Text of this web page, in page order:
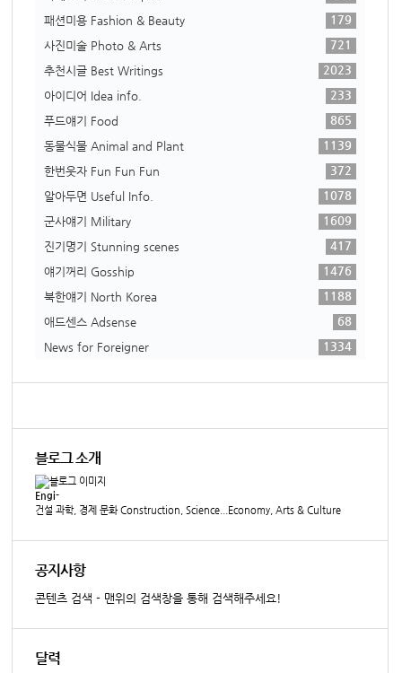
패션미용 Fashion & Beauty
179
사진미술 Photo & Arts
721
추천시글 Best Writings
2023
아이디어 Idea info.
233
푸드얘기 Food
865
동물식물 Animal and Plant
1139
한번웃자 Fun Fun Fun
372
알아두면 Useful Info.
1078
군사얘기 Military
1609
진기명기 Stunning scenes
417
얘기꺼리 Gosship
1476
북한얘기 North Korea
1188
애드센스 Adsense
68
News for Foreigner
1334
블로그 소개
Engi-
건설 과학, 경제 문화 Construction, Science...Economy, Arts & Culture
공지사항
콘텐츠 검색 - 맨위의 검색창을 통해 검색해주세요!
달력